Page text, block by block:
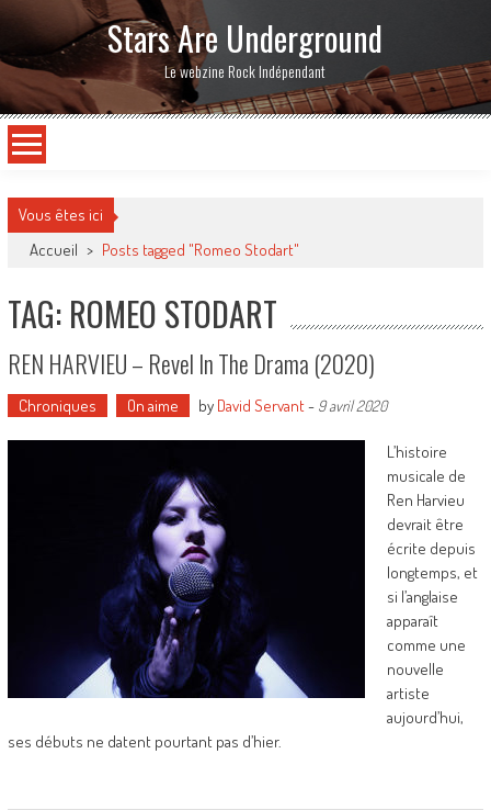
Stars Are Underground
Le webzine Rock Indépendant
Vous êtes ici
Accueil > Posts tagged "Romeo Stodart"
TAG: ROMEO STODART
REN HARVIEU – Revel In The Drama (2020)
Chroniques On aime by David Servant- 9 avril 2020
L’histoire
musicale de
Ren Harvieu
devrait être
écrite depuis
longtemps, et
si l’anglaise
apparaît
comme une
nouvelle
artiste
aujourd’hui,
ses débuts ne datent pourtant pas d’hier.